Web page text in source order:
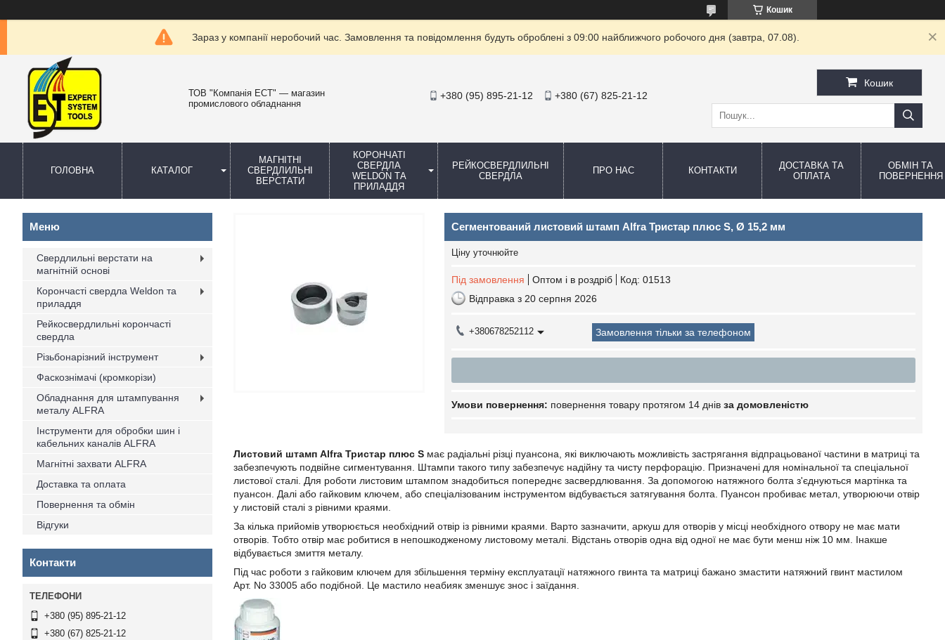
Кошик
Зараз у компанії неробочий час. Замовлення та повідомлення будуть оброблені з 09:00 найближчого робочого дня (завтра, 07.08).
ТОВ "Компанія ЕСТ" — магазин
промислового обладнання
+380 (95) 895-21-12 +380 (67) 825-21-12
Кошик
ГОЛОВНА КАТАЛОГ
МАГНІТНІ
СВЕРДЛИЛЬНІ
ВЕРСТАТИ
КОРОНЧАТІ
СВЕРДЛА
WELDON ТА
ПРИЛАДДЯ
РЕЙКОСВЕРДЛИЛЬНІ
СВЕРДЛА
ПРО НАС КОНТАКТИ
ДОСТАВКА ТА
ОПЛАТА
ОБМІН ТА
ПОВЕРНЕННЯ
Сегментований листовий штамп Alfra Тристар плюс S, Ø 15,2 мм
Ціну уточнюйте
Під замовлення Оптом і в роздріб Код: 01513
Відправка з 20 серпня 2026
+380678252112 Замовлення тільки за телефоном
повернення товару протягом 14 днів за домовленістю
Листовий штамп Alfra Тристар плюс S має радіальні різці пуансона, які виключають можливість застрягання відпрацьованої частини в матриці та
забезпечують подвійне сигментування. Штампи такого типу забезпечує надійну та чисту перфорацію. Призначені для номінальної та спеціальної
листової сталі. Для роботи листовим штампом знадобиться попереднє засвердлювання. За допомогою натяжного болта з'єднуються мартінка та
пуансон. Далі або гайковим ключем, або спеціалізованим інструментом відбувається затягування болта. Пуансон пробиває метал, утворюючи отвір
у листовій сталі з рівними краями.
За кілька прийомів утворюється необхідний отвір із рівними краями. Варто зазначити, аркуш для отворів у місці необхідного отвору не має мати
отворів. Тобто отвір має робитися в непошкодженому листовому металі. Відстань отворів одна від одної не має бути менш ніж 10 мм. Інакше
відбувається змиття металу.
Під час роботи з гайковим ключем для збільшення терміну експлуатації натяжного гвинта та матриці бажано змастити натяжний гвинт мастилом
Арт. No 33005 або подібной. Це мастило неабияк зменшує знос і заїдання.
Свердлильні верстати на
магнітній основі
Корончасті свердла Weldon та
приладдя
Рейкосвердлильні корончасті
свердла
Різьбонарізний інструмент
Фаскознімачі (кромкорізи)
Обладнання для штампування
металу ALFRA
Інструменти для обробки шин і
кабельних каналів ALFRA
Магнітні захвати ALFRA
Доставка та оплата
Повернення та обмін
Відгуки
Контакти
+380 (95) 895-21-12
+380 (67) 825-21-12